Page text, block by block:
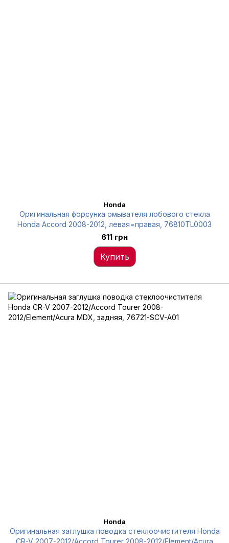
Honda
Оригинальная форсунка омывателя лобового стекла
Honda Accord 2008-2012, левая=правая, 76810TL0003
611 грн
Купить
Honda
Оригинальная заглушка поводка стеклоочистителя Honda
CR-V 2007-2012/Accord Tourer 2008-2012/Element/Acura